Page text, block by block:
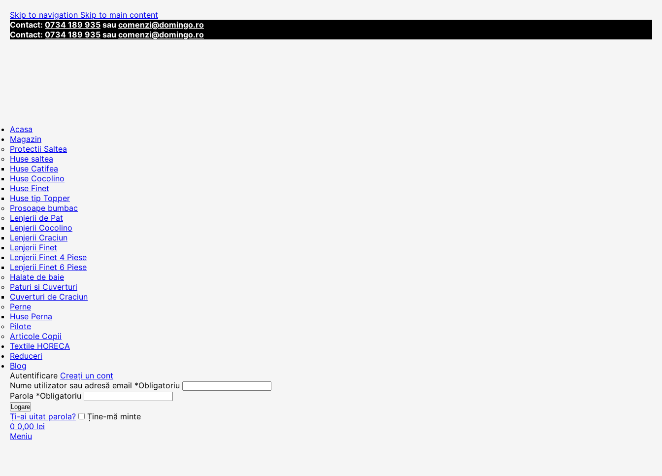
Skip to navigation Skip to main content
Contact: 0734 189 935 sau comenzi@domingo.ro
Contact: 0734 189 935 sau comenzi@domingo.ro
Acasa
Magazin
Protectii Saltea
Huse saltea
Huse Catifea
Huse Cocolino
Huse Finet
Huse tip Topper
Prosoape bumbac
Lenjerii de Pat
Lenjerii Cocolino
Lenjerii Craciun
Lenjerii Finet
Lenjerii Finet 4 Piese
Lenjerii Finet 6 Piese
Halate de baie
Paturi si Cuverturi
Cuverturi de Craciun
Perne
Huse Perna
Pilote
Articole Copii
Textile HORECA
Reduceri
Blog
Autentificare Creați un cont
Nume utilizator sau adresă email *Obligatoriu
Parola *Obligatoriu
Logare
Ți-ai uitat parola?
Ține-mă minte
0 0,00 lei
Meniu